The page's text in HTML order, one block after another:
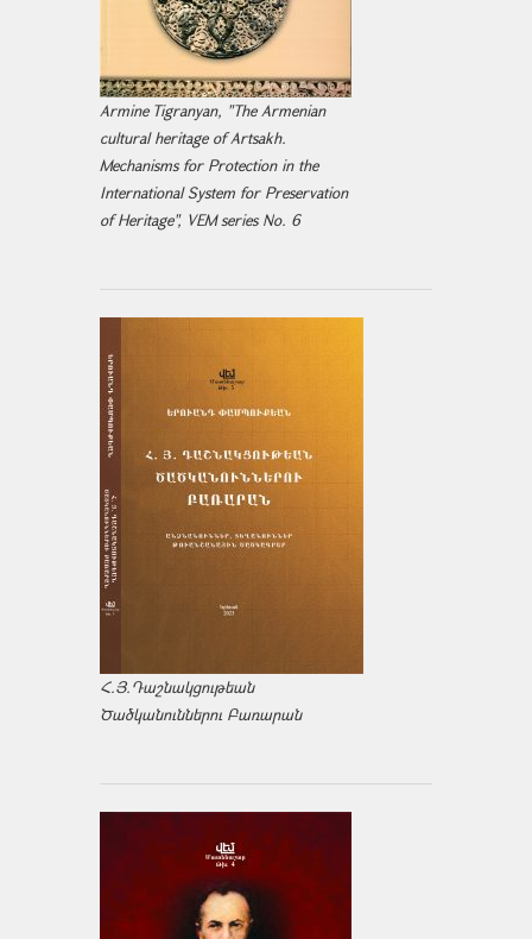
Armine Tigranyan, "The Armenian
cultural heritage of Artsakh.
Mechanisms for Protection in the
International System for Preservation
of Heritage", VEM series No. 6
Հ.Յ.Դաշնակցութեան
Ծածկանուններու Բառարան